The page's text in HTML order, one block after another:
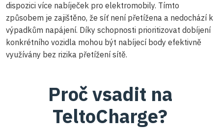
dispozici více nabíječek pro elektromobily. Tímto
způsobem je zajištěno, že síť není přetížena a nedochází k
výpadkům napájení. Díky schopnosti prioritizovat dobíjení
konkrétního vozidla mohou být nabíjecí body efektivně
využívány bez rizika přetížení sítě.
Proč vsadit na
TeltoCharge?